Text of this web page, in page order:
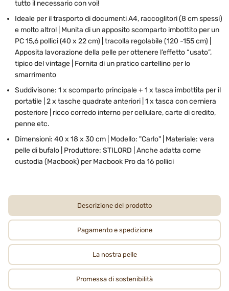
tutto il necessario con voi!
Ideale per il trasporto di documenti A4, raccoglitori (8 cm spessi)
e molto altro! | Munita di un apposito scomparto imbottito per un
PC 15,6 pollici (40 x 22 cm) | tracolla regolabile (120 -155 cm) |
Apposita lavorazione della pelle per ottenere l’effetto “usato”,
tipico del vintage | Fornita di un pratico cartellino per lo
smarrimento
Suddivisone: 1 x scomparto principale + 1 x tasca imbottita per il
portatile | 2 x tasche quadrate anteriori | 1 x tasca con cerniera
posteriore | ricco corredo interno per cellulare, carte di credito,
penne etc.
Dimensioni: 40 x 18 x 30 cm | Modello: "Carlo" | Materiale: vera
pelle di bufalo | Produttore: STILORD | Anche adatta come
custodia (Macbook) per Macbook Pro da 16 pollici
Descrizione del prodotto
Pagamento e spedizione
La nostra pelle
Promessa di sostenibilità